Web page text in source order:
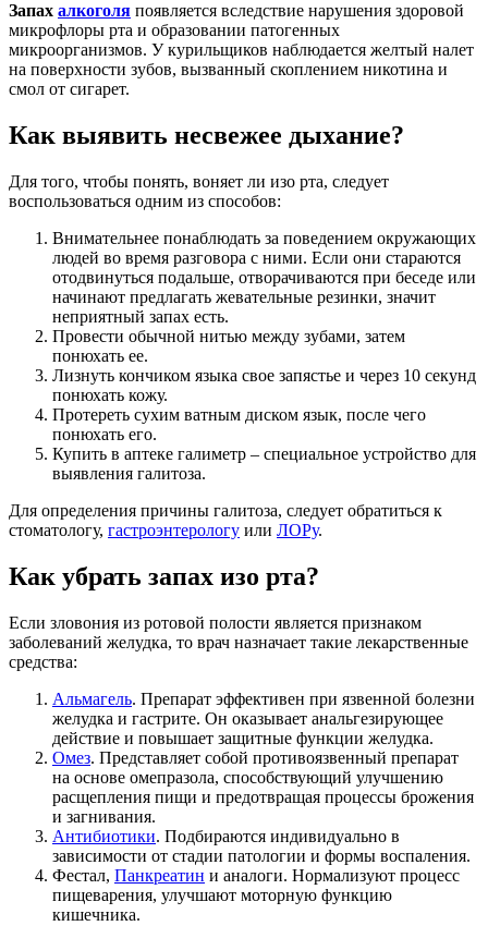
Запах алкоголя появляется вследствие нарушения здоровой
микрофлоры рта и образовании патогенных
микроорганизмов. У курильщиков наблюдается желтый налет
на поверхности зубов, вызванный скоплением никотина и
смол от сигарет.
Как выявить несвежее дыхание?
Для того, чтобы понять, воняет ли изо рта, следует
воспользоваться одним из способов:
Внимательнее понаблюдать за поведением окружающих
людей во время разговора с ними. Если они стараются
отодвинуться подальше, отворачиваются при беседе или
начинают предлагать жевательные резинки, значит
неприятный запах есть.
Провести обычной нитью между зубами, затем
понюхать ее.
Лизнуть кончиком языка свое запястье и через 10 секунд
понюхать кожу.
Протереть сухим ватным диском язык, после чего
понюхать его.
Купить в аптеке галиметр – специальное устройство для
выявления галитоза.
Для определения причины галитоза, следует обратиться к
стоматологу, гастроэнтерологу или ЛОРу.
Как убрать запах изо рта?
Если зловония из ротовой полости является признаком
заболеваний желудка, то врач назначает такие лекарственные
средства:
Альмагель. Препарат эффективен при язвенной болезни
желудка и гастрите. Он оказывает анальгезирующее
действие и повышает защитные функции желудка.
Омез. Представляет собой противоязвенный препарат
на основе омепразола, способствующий улучшению
расщепления пищи и предотвращая процессы брожения
и загнивания.
Антибиотики. Подбираются индивидуально в
зависимости от стадии патологии и формы воспаления.
Фестал, Панкреатин и аналоги. Нормализуют процесс
пищеварения, улучшают моторную функцию
кишечника.